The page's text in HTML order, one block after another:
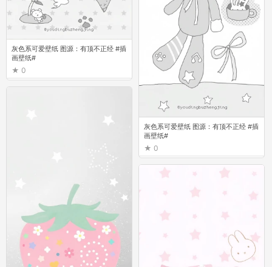
灰色系可爱壁纸 图源：有顶不正经 #插
画壁纸#
0
灰色系可爱壁纸 图源：有顶不正经 #插
画壁纸#
0